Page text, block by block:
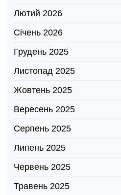
Лютий 2026
Січень 2026
Грудень 2025
Листопад 2025
Жовтень 2025
Вересень 2025
Серпень 2025
Липень 2025
Червень 2025
Травень 2025